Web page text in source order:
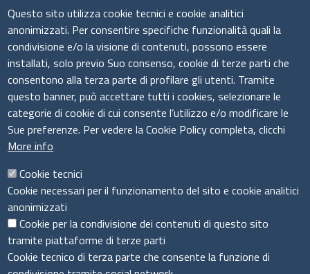
Seguici su
Il sistema camerale
Questo sito utilizza cookie tecnici e cookie analitici
anonimizzati. Per consentire specifiche funzionalità quali la
condivisione e/o la visione di contenuti, possono essere
installati, solo previo Suo consenso, cookie di terze parti che
consentono alla terza parte di profilare gli utenti. Tramite
questo banner, può accettare tutti i cookies, selezionare le
categorie di cookie di cui consente l’utilizzo e/o modificare le
Sue preferenze. Per vedere la Cookie Policy completa, clicchi
More info
Cookie tecnici
Cookie necessari per il funzionamento del sito e cookie analitici
anonimizzati
Cookie per la condivisione dei contenuti di questo sito
tramite piattaforme di terze parti
Cookie tecnico di terza parte che consente la funzione di